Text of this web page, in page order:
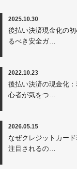
2025.10.30
後払い決済現金化の
るべき安全ガ…
2022.10.23
後払い決済の現金化
心者が気をつ…
2026.05.15
なぜクレジットカー
注目されるの…